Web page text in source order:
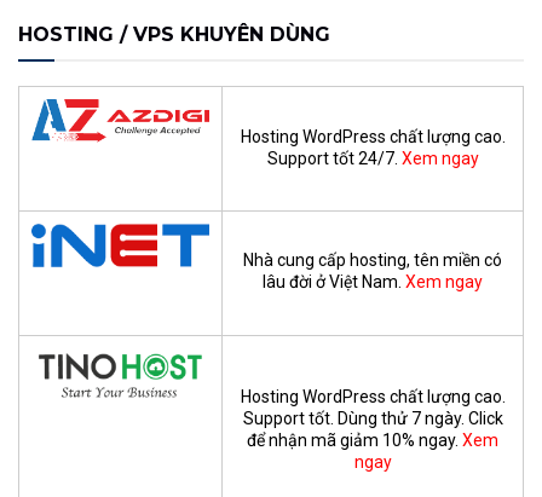
HOSTING / VPS KHUYÊN DÙNG
Hosting WordPress chất lượng cao.
Support tốt 24/7. Xem ngay
Nhà cung cấp hosting, tên miền có
lâu đời ở Việt Nam. Xem ngay
Hosting WordPress chất lượng cao.
Support tốt. Dùng thử 7 ngày. Click
để nhận mã giảm 10% ngay. Xem
ngay